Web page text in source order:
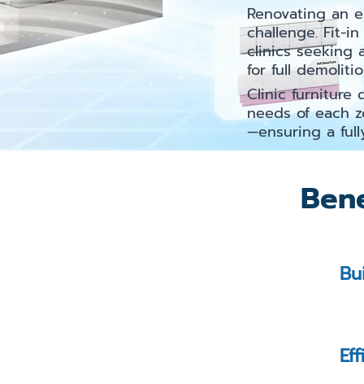
Renovating an
challenge. Fit-
clinics seeking
for full
Clinic furniture
needs of each
—ensuring a